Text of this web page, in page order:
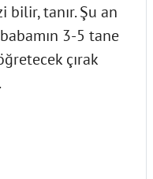
bilir, tanır. Şu an
3-5 tane
çırak